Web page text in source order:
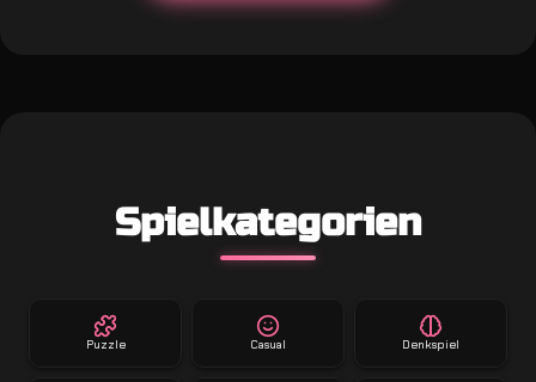
Spielkategorien
Puzzle Casual Denkspiel